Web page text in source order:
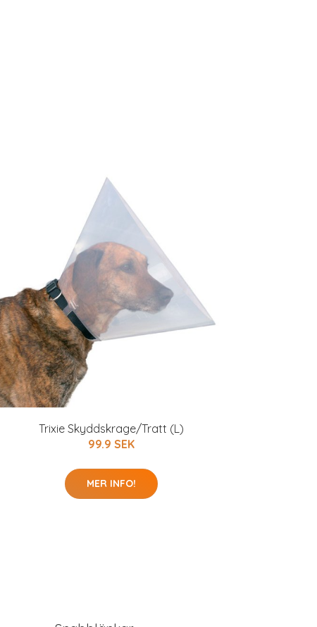
Trixie Skyddskrage/Tratt (L)
99.9 SEK
MER INFO!